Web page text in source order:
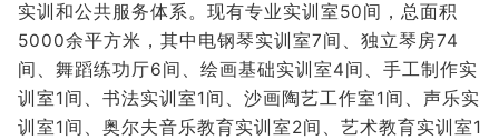
实训和公共服务体系。现有专业实训室50间，总面积
5000余平方米，其中电钢琴实训室7间、独立琴房74
间、舞蹈练功厅6间、绘画基础实训室4间、手工制作实
训室1间、书法实训室1间、沙画陶艺工作室1间、声乐实
训室1间、奥尔夫音乐教育实训室2间、艺术教育实训室1